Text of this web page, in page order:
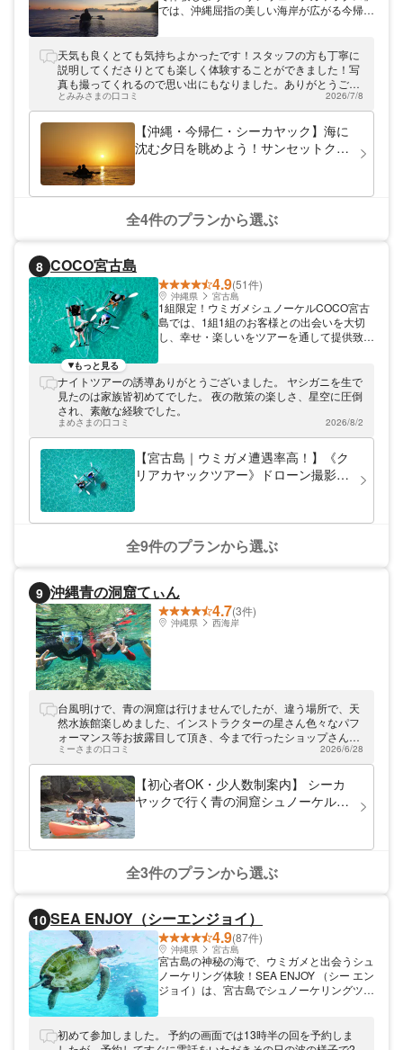
では、沖縄屈指の美しい海岸が広がる今帰仁
サンセットのお手軽ツアーから、本格的な島
渡りツアーまでご用意！経験者の方はもちろ
ん、初心者の方も楽しんでいただけますよ。
天気も良くとても気持ちよかったです！スタッフの方も丁寧に
説明してくださりとても楽しく体験することができました！写
真も撮ってくれるので思い出にもなりました。ありがとうござ
いました！
とみみさまの口コミ 2026/7/8
【沖縄・今帰仁・シーカヤック】海に
沈む夕日を眺めよう！サンセットクル
全4件のプランから選ぶ
8 COCO宮古島
4.9(51件)
沖縄県 宮古島
1組限定！ウミガメシュノーケルCOCO宮古
島では、1組1組のお客様との出会いを大切
し、幸せ・楽しいをツアーを通して提供致し
もっと見る
ナイトツアーの誘導ありがとうございました。 ヤシガニを生で
見たのは家族皆初めてでした。 夜の散策の楽しさ、星空に圧倒
され、素敵な経験でした。
まめさまの口コミ 2026/8/2
【宮古島｜ウミガメ遭遇率高！】《ク
リアカヤックツアー》ドローン撮影付
全9件のプランから選ぶ
9 沖縄青の洞窟てぃん
4.7(3件)
沖縄県 西海岸
台風明けで、青の洞窟は行けませんでしたが、違う場所で、天
然水族館楽しめました、インストラクターの星さん色々なパフ
ォーマンス等お披露目して頂き、今まで行ったショップさんの
中で大満足でした。次回機会ありましたら、又利用したいで
す。ありがとございました。
ミーさまの口コミ 2026/6/28
【初心者OK・少人数制案内】 シーカ
ヤックで行く青の洞窟シュノーケルツ
ミリー・カップル・女性歓迎》
全3件のプランから選ぶ
10 SEA ENJOY（シーエンジョイ）
4.9(87件)
沖縄県 宮古島
宮古島の神秘の海で、ウミガメと出会うシュ
ノーケリング体験！SEA ENJOY （シー エン
ジョイ）は、宮古島でシュノーケリングツア
心・安全にシュノーケリングを楽しんでいた
だけます。宮古島はウミガメとの遭遇率が高
初めて参加しました。 予約の画面では13時半の回を予約しま